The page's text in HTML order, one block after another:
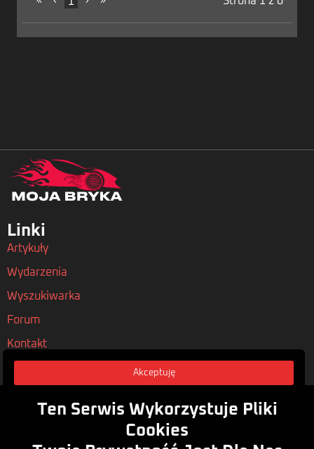
Linki
Artykuły
Wydarzenia
Wyszukiwarka
Forum
Kontakt
Nasze Polityki
Regulamin
Akceptuję
Ten Serwis Wykorzystuje Pliki
Cookies